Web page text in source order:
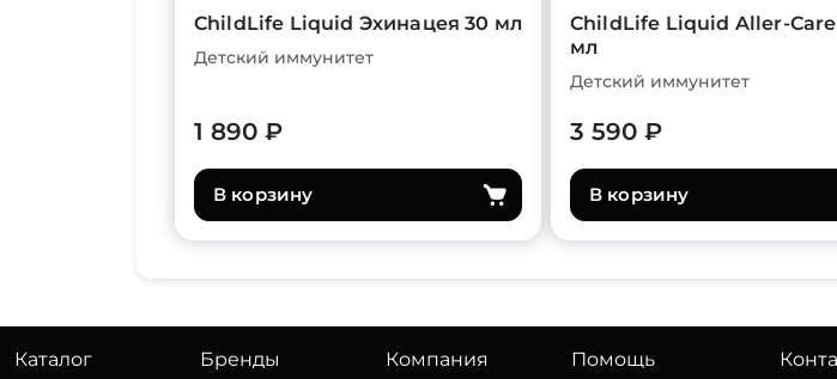
ChildLife Liquid Эхинацея 30 мл
Детский иммунитет
1 890 ₽
В корзину
ChildLife Liquid Aller-Care
мл
Детский иммунитет
3 590 ₽
В корзину
Каталог Бренды Компания Помощь